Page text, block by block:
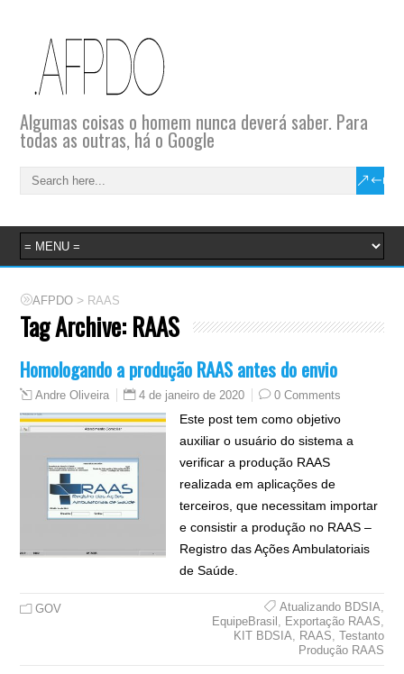
Algumas coisas o homem nunca deverá saber. Para
todas as outras, há o Google
AFPDO > RAAS
Tag Archive: RAAS
Homologando a produção RAAS antes do envio
Andre Oliveira 4 de janeiro de 2020 0 Comments
Este post tem como objetivo
auxiliar o usuário do sistema a
verificar a produção RAAS
realizada em aplicações de
terceiros, que necessitam importar
e consistir a produção no RAAS –
Registro das Ações Ambulatoriais
de Saúde.
GOV Atualizando BDSIA,
EquipeBrasil , Exportação RAAS,
KIT BDSIA, RAAS, Testanto
Produção RAAS